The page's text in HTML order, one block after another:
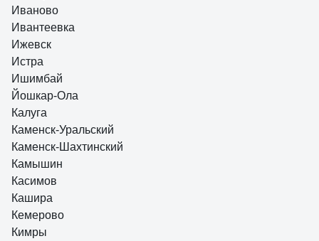
Иваново
Ивантеевка
Ижевск
Истра
Ишимбай
Йошкар-Ола
Калуга
Каменск-Уральский
Каменск-Шахтинский
Камышин
Касимов
Кашира
Кемерово
Кимры